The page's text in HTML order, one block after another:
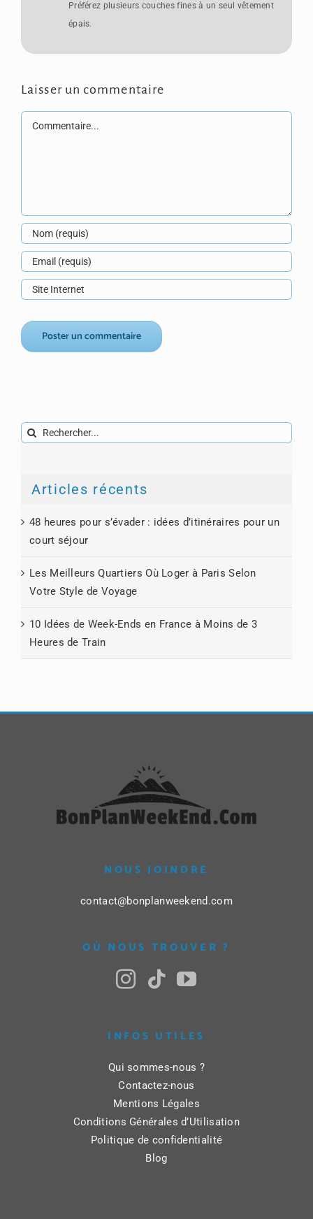
Préférez plusieurs couches fines à un seul vêtement
épais.
Laisser un commentaire
Commentaire
Rechercher:
Articles récents
48 heures pour s’évader : idées d’itinéraires pour un
court séjour
Les Meilleurs Quartiers Où Loger à Paris Selon
Votre Style de Voyage
10 Idées de Week-Ends en France à Moins de 3
Heures de Train
NOUS JOINDRE
contact@bonplanweekend.com
OÙ NOUS TROUVER ?
INFOS UTILES
Qui sommes-nous ?
Contactez-nous
Mentions Légales
Conditions Générales d’Utilisation
Politique de confidentialité
Blog